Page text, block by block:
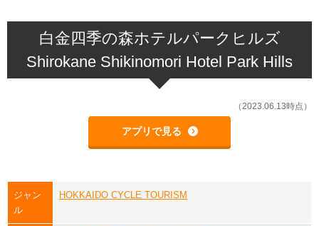
白金四季の森ホテルパークヒルズ
Shirokane Shikinomori Hotel Park Hills
（2023.06.13時点）
アプリで見る
ジャン
ル
HOKKAIDO CYCLE TOURISM